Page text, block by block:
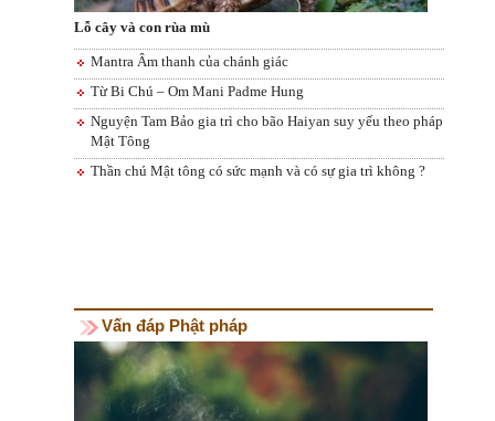
Lỗ cây và con rùa mù
Mantra Âm thanh của chánh giác
Từ Bi Chú – Om Mani Padme Hung
Nguyện Tam Bảo gia trì cho bão Haiyan suy yếu theo pháp
Mật Tông
Thần chú Mật tông có sức mạnh và có sự gia trì không ?
Vấn đáp Phật pháp